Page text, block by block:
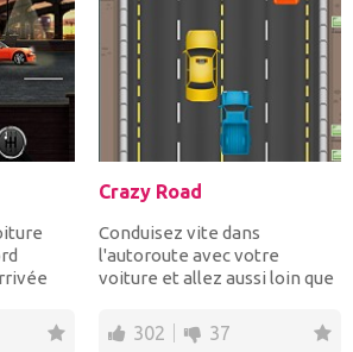
Crazy Road
Conduisez vite dans
l'autoroute avec votre
voiture et allez aussi loin que
302 37